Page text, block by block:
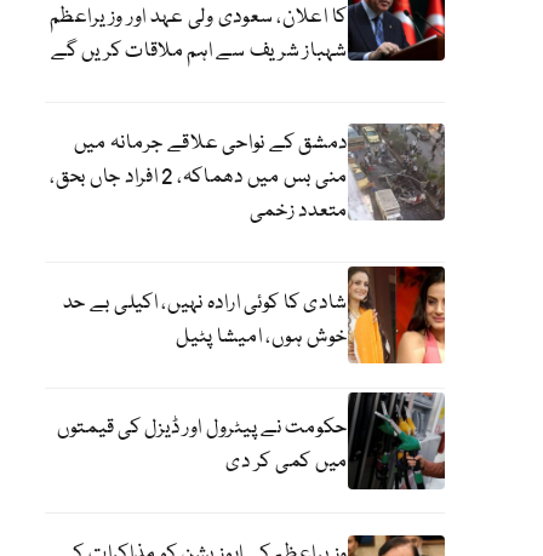
کا اعلان، سعودی ولی عہد اور وزیراعظم
شہباز شریف سے اہم ملاقات کریں گے
دمشق کے نواحی علاقے جرمانہ میں
منی بس میں دھماکہ، 2 افراد جاں بحق،
متعدد زخمی
شادی کا کوئی ارادہ نہیں، اکیلی بے حد
خوش ہوں، امیشا پٹیل
حکومت نے پیٹرول اور ڈیزل کی قیمتوں
میں کمی کر دی